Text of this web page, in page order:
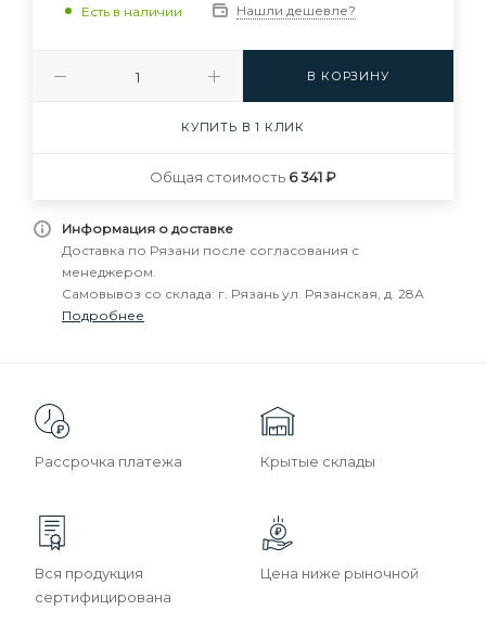
Есть в наличии Нашли дешевле?
В КОРЗИНУ
КУПИТЬ В 1 КЛИК
Общая стоимость 6 341 ₽
Информация о доставке
Доставка по Рязани после согласования с
менеджером.
Самовывоз со склада: г. Рязань ул. Рязанская, д. 28А
Подробнее
Рассрочка платежа Крытые склады
Вся продукция
сертифицирована
Цена ниже рыночной